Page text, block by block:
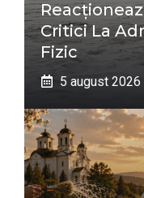
Critici La
Fizic
5 august 2026